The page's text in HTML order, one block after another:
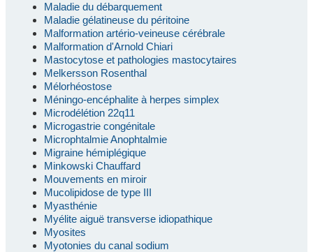
Maladie du débarquement
Maladie gélatineuse du péritoine
Malformation artério-veineuse cérébrale
Malformation d'Arnold Chiari
Mastocytose et pathologies mastocytaires
Melkersson Rosenthal
Mélorhéostose
Méningo-encéphalite à herpes simplex
Microdélétion 22q11
Microgastrie congénitale
Microphtalmie Anophtalmie
Migraine hémiplégique
Minkowski Chauffard
Mouvements en miroir
Mucolipidose de type III
Myasthénie
Myélite aiguë transverse idiopathique
Myosites
Myotonies du canal sodium